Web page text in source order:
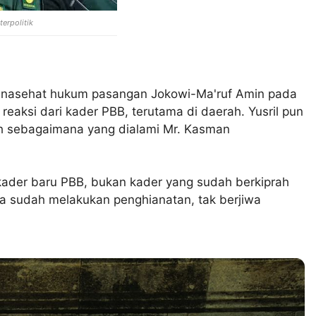
hukum pasangan Jokowi-Ma'ruf Amin pada
dari kader PBB, terutama di daerah. Yusril pun
yang dialami Mr. Kasman
baru PBB, bukan kader yang sudah berkiprah
sudah melakukan penghianatan, tak berjiwa